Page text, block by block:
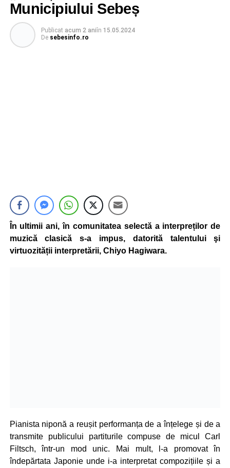
Municipiului Sebeș
Publicat acum 2 aniîn 15.05.2024
De sebesinfo.ro
În ultimii ani, în comunitatea selectă a interpreților de
muzică clasică s-a impus, datorită talentului şi
virtuozității interpretării, Chiyo Hagiwara.
Pianista niponă a reușit performanța de a înțelege și de a
transmite publicului partiturile compuse de micul Carl
Filtsch, într-un mod unic. Mai mult, l-a promovat în
îndepărtata Japonie unde i-a interpretat compozițiile și a